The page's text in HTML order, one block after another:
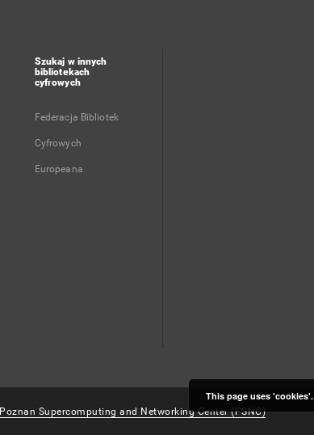
Szukaj w innych
bibliotekach
cyfrowych
Federacja Bibliotek
Cyfrowych
Europeana
Poznan Supercomputing and Networking Center (PSNC)
This page uses 'cookies'.